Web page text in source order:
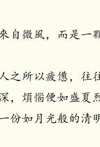
自微風，而是一
之所以疲憊，往
，煩惱便如盛夏
份如月光般的清